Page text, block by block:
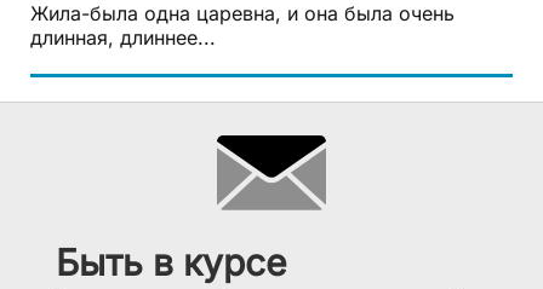
Жила-была одна царевна, и она была очень
длинная, длиннее...
Быть в курсе